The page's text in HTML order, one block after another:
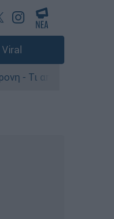
Viral
αποκάλυψε στους